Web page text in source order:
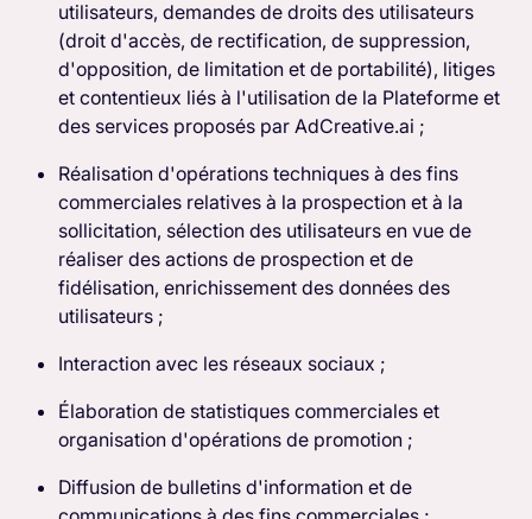
utilisateurs, demandes de droits des utilisateurs
(droit d'accès, de rectification, de suppression,
d'opposition, de limitation et de portabilité), litiges
et contentieux liés à l'utilisation de la Plateforme et
des services proposés par AdCreative.ai ;
Réalisation d'opérations techniques à des fins
commerciales relatives à la prospection et à la
sollicitation, sélection des utilisateurs en vue de
réaliser des actions de prospection et de
fidélisation, enrichissement des données des
utilisateurs ;
Interaction avec les réseaux sociaux ;
Élaboration de statistiques commerciales et
organisation d'opérations de promotion ;
Diffusion de bulletins d'information et de